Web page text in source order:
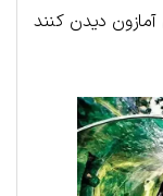
دیدن کنند